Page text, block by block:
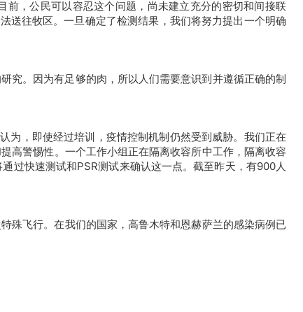
，公民可以容忍这个问题，尚未建立充分的密切和间接联
送往牧区。一旦确定了检测结果，我们将努力提出一个明确
。因为有足够的肉，所以人们需要意识到并遵循正确的制
为，即使经过培训， 疫情控制机制仍然受到威胁。我们正在
高警惕性。一个工作小组正在隔离收容所中工作，隔离收容
过快速测试和PSR测试来确认这一点。截至昨天，有900人
殊飞行。在我们的国家，高鲁木特和恩赫萨兰的感染病例已